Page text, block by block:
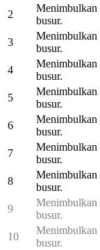
2
Menimbulkan
busur.
3
Menimbulkan
busur.
4
Menimbulkan
busur.
5
Menimbulkan
busur.
6
Menimbulkan
busur.
7
Menimbulkan
busur.
8
Menimbulkan
busur.
9
Menimbulkan
busur.
10
Menimbulkan
busur.